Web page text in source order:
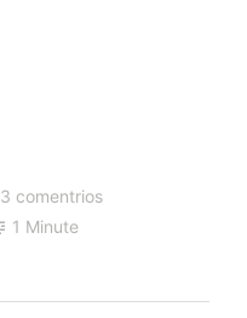
3 comentrios
1 Minute